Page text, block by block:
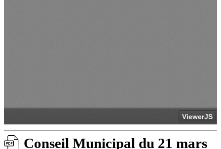
Conseil Municipal du 21 mars